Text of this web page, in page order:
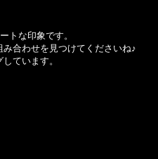
トな印象です。
合わせを見つけてくださいね♪
ています。